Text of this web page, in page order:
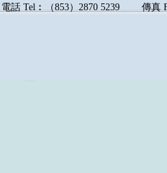
電話 Tel︰（853）2870 5239傳真